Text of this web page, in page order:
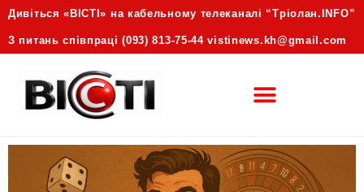
Дивіться «ВІСТІ» на кабельному телеканалі “Трiолан.INFO”
З питань співпраці (093) 813-75-44 vistinews.kh@gmail.com